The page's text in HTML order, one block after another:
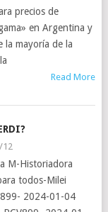
precios de
en Argentina y
la mayoría de la
Read More
12
M-Historiadora
todos-Milei
2024-01-04